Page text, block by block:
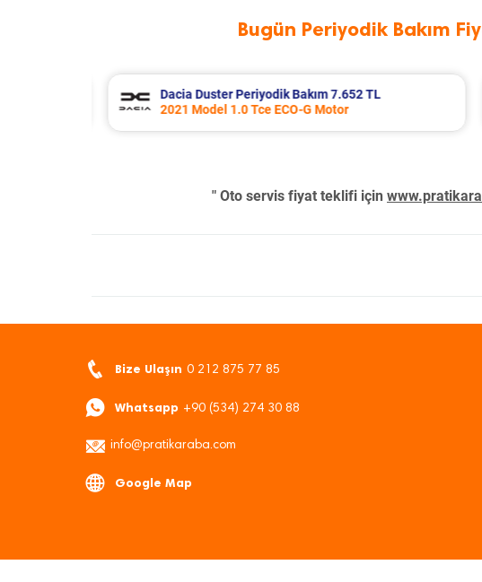
Bugün Periyodik Bakım
Skoda Rapid Periyodik Bakım 7.707 TL
2017 Model 1.4 Tdi Greentech Motor
" Oto servis fiyat teklifi için
Bize Ulaşın 0 212 875 77 85
Whatsapp +90 (534) 274 30 88
info@pratikaraba.com
Google Map